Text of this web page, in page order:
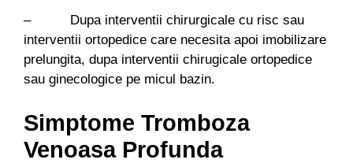
– Dupa interventii chirurgicale cu risc sau
interventii ortopedice care necesita apoi imobilizare
prelungita, dupa interventii chirugicale ortopedice
sau ginecologice pe micul bazin.
Simptome Tromboza
Venoasa Profunda